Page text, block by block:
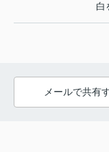
白
メールで共有